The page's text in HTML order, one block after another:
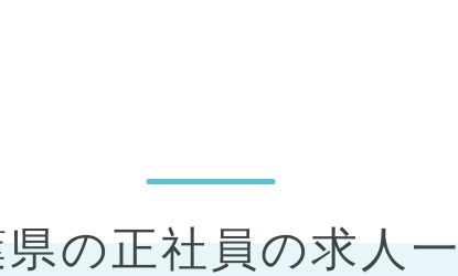
県の正社員の求人